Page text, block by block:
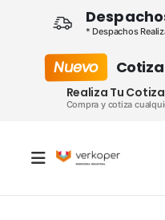
* Despachos
Nuevo
Realiza Tu
Compra y cotiza